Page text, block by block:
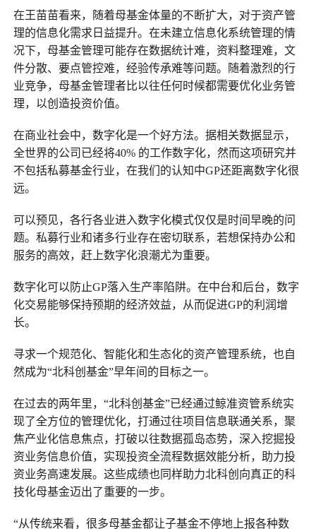
在王苗苗看来，随着母基金体量的不断扩大，对于资产管
理的信息化需求日益提升。在未建立信息化系统管理的情
况下，母基金管理可能存在数据统计难，资料整理难，文
件分散、要点管控难，经验传承难等问题。随着激烈的行
业竞争，母基金管理者比以往任何时候都需要优化业务管
理，以创造投资价值。
在商业社会中，数字化是一个好方法。据相关数据显示，
全世界的公司已经将40% 的工作数字化，然而这项研究并
不包括私募基金行业，在我们的认知中GP还距离数字化很
远。
可以预见，各行各业进入数字化模式仅仅是时间早晚的问
题。私募行业和诸多行业存在密切联系，若想保持办公和
服务的高效，赶上数字化浪潮尤为重要。
数字化可以防止GP落入生产率陷阱。在中台和后台，数字
化交易能够保持预期的经济效益，从而促进GP的利润增
长。
寻求一个规范化、智能化和生态化的资产管理系统，也自
然成为“北科创基金”早年间的目标之一。
在过去的两年里，“北科创基金”已经通过鲸准资管系统实
现了全方位的管理优化，打通过往项目信息联通关系，聚
焦产业化信息焦点，打破以往数据孤岛态势，深入挖掘投
资业务信息价值，实现投资全流程数据效能分析，助力投
资业务高速发展。这些成绩也同样助力北科创向真正的科
技化母基金迈出了重要的一步。
“从传统来看，很多母基金都让子基金不停地上报各种数